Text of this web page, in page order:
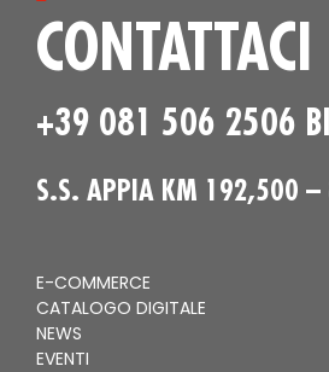
CONTATTACI
+39 081 506 2506
S.S. APPIA KM 192,500 –
E-COMMERCE
CATALOGO DIGITALE
NEWS
EVENTI